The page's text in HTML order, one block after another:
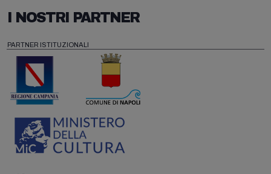
I NOSTRI PARTNER
PARTNER ISTITUZIONALI